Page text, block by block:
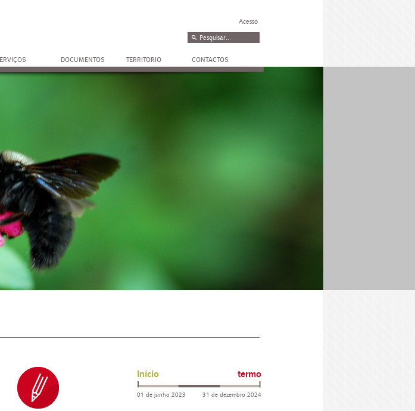
Acesso
DOCUMENTOS TERRITORIO CONTACTOS
Início termo
01 de junho 2023 31 de dezembro 2024